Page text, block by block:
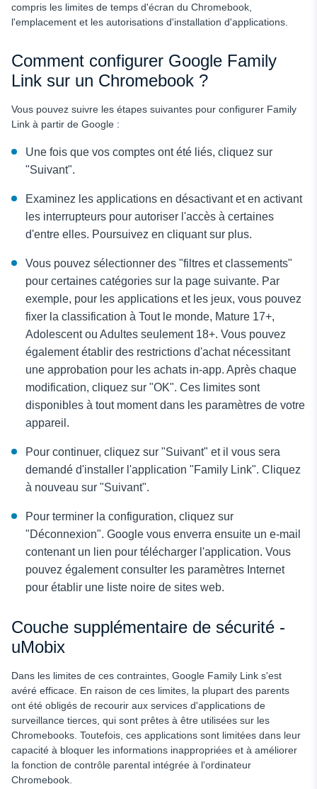
compris les limites de temps d'écran du Chromebook,
l'emplacement et les autorisations d'installation d'applications.
Comment configurer Google Family
Link sur un Chromebook ?
Vous pouvez suivre les étapes suivantes pour configurer Family
Link à partir de Google :
Une fois que vos comptes ont été liés, cliquez sur
"Suivant".
Examinez les applications en désactivant et en activant
les interrupteurs pour autoriser l'accès à certaines
d'entre elles. Poursuivez en cliquant sur plus.
Vous pouvez sélectionner des "filtres et classements"
pour certaines catégories sur la page suivante. Par
exemple, pour les applications et les jeux, vous pouvez
fixer la classification à Tout le monde, Mature 17+,
Adolescent ou Adultes seulement 18+. Vous pouvez
également établir des restrictions d'achat nécessitant
une approbation pour les achats in-app. Après chaque
modification, cliquez sur "OK". Ces limites sont
disponibles à tout moment dans les paramètres de votre
appareil.
Pour continuer, cliquez sur "Suivant" et il vous sera
demandé d'installer l'application "Family Link". Cliquez
à nouveau sur "Suivant".
Pour terminer la configuration, cliquez sur
"Déconnexion". Google vous enverra ensuite un e-mail
contenant un lien pour télécharger l'application. Vous
pouvez également consulter les paramètres Internet
pour établir une liste noire de sites web.
Couche supplémentaire de sécurité -
uMobix
Dans les limites de ces contraintes, Google Family Link s'est
avéré efficace. En raison de ces limites, la plupart des parents
ont été obligés de recourir aux services d'applications de
surveillance tierces, qui sont prêtes à être utilisées sur les
Chromebooks. Toutefois, ces applications sont limitées dans leur
capacité à bloquer les informations inappropriées et à améliorer
la fonction de contrôle parental intégrée à l'ordinateur
Chromebook.